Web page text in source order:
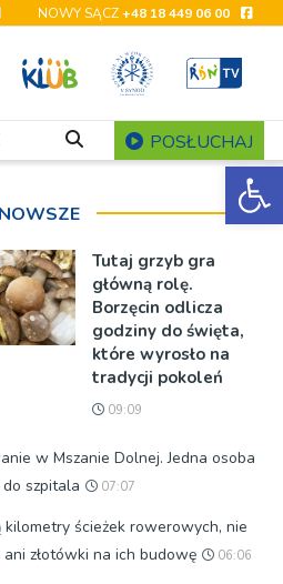
NOWY SĄCZ+48 18 449 06 00
POSŁUCHAJ
Tutaj grzyb gra
główną rolę.
Borzęcin odlicza
godziny do święta,
które wyrosło na
tradycji pokoleń
09:09
w Mszanie Dolnej. Jedna osoba
szpitala
07:07
kilometry ścieżek rowerowych, nie
złotówki na ich budowę
06:06